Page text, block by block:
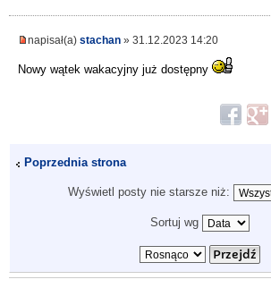
napisał(a) stachan » 31.12.2023 14:20
Nowy wątek wakacyjny już dostępny
Poprzednia strona
Wyświetl posty nie starsze niż:
Sortuj wg